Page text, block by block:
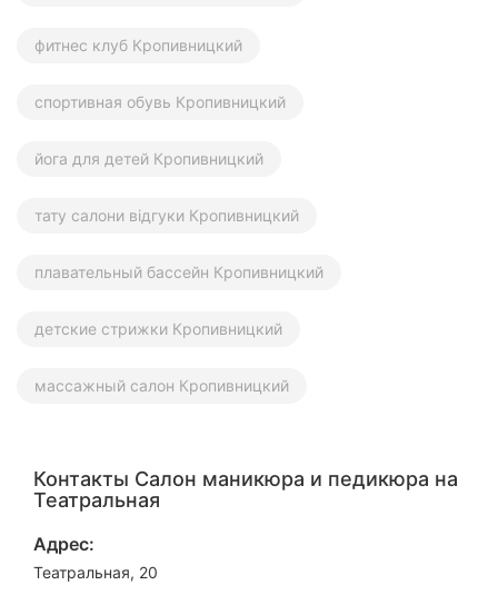
фитнес клуб Кропивницкий
спортивная обувь Кропивницкий
йога для детей Кропивницкий
тату салони відгуки Кропивницкий
плавательный бассейн Кропивницкий
детские стрижки Кропивницкий
массажный салон Кропивницкий
Контакты Салон маникюра и педикюра на
Театральная
Адрес:
Театральная, 20